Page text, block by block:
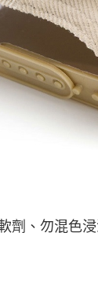
劑、勿混色浸